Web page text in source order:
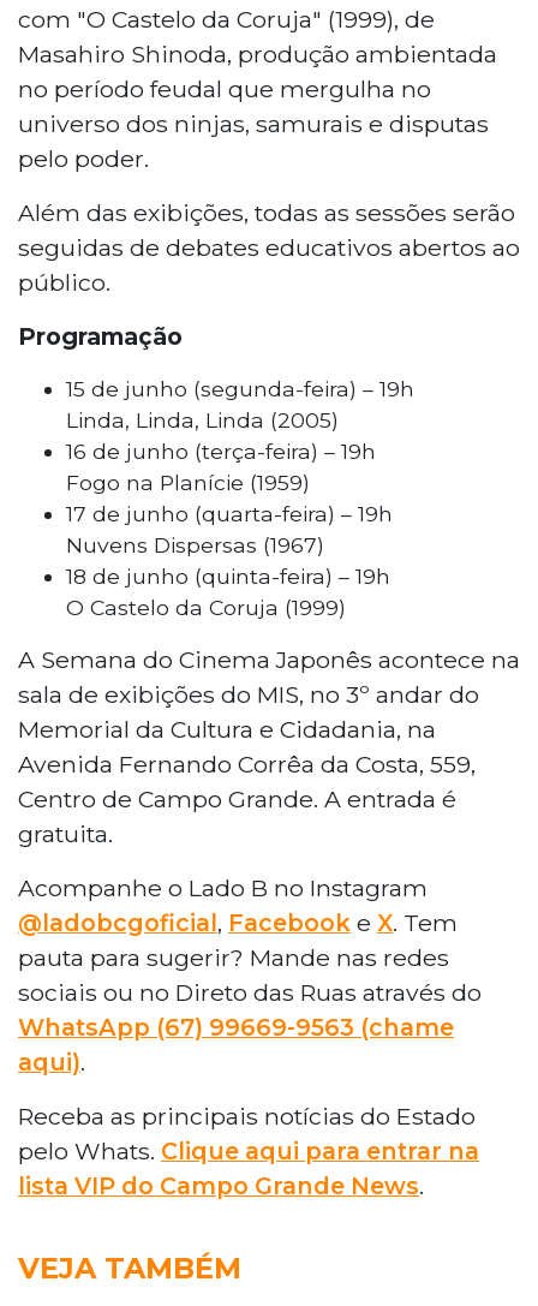
com "O Castelo da Coruja" (1999), de
Masahiro Shinoda, produção ambientada
no período feudal que mergulha no
universo dos ninjas, samurais e disputas
pelo poder.
Além das exibições, todas as sessões serão
seguidas de debates educativos abertos ao
público.
Programação
15 de junho (segunda-feira) – 19h
Linda, Linda, Linda (2005)
16 de junho (terça-feira) – 19h
Fogo na Planície (1959)
17 de junho (quarta-feira) – 19h
Nuvens Dispersas (1967)
18 de junho (quinta-feira) – 19h
O Castelo da Coruja (1999)
A Semana do Cinema Japonês acontece na
sala de exibições do MIS, no 3º andar do
Memorial da Cultura e Cidadania, na
Avenida Fernando Corrêa da Costa, 559,
Centro de Campo Grande. A entrada é
gratuita.
Acompanhe o Lado B no Instagram
@ladobcgoficial, Facebook e X. Tem
pauta para sugerir? Mande nas redes
sociais ou no Direto das Ruas através do
WhatsApp (67) 99669-9563 (chame
aqui).
Receba as principais notícias do Estado
pelo Whats. Clique aqui para entrar na
lista VIP do Campo Grande News.
VEJA TAMBÉM